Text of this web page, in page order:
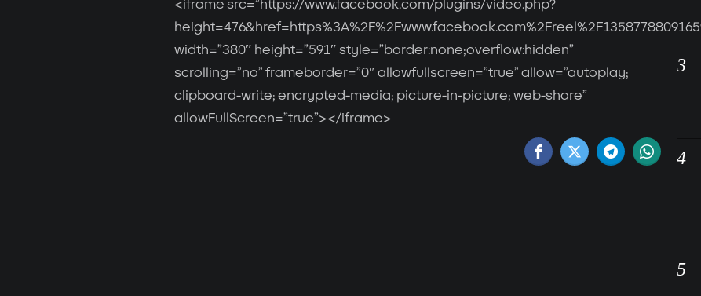
<iframe src=”https://www.facebook.com/plugins/video.php?
width=”380″ height=”591″ style=”border:none;overflow:hidden”
scrolling=”no” frameborder=”0″ allowfullscreen=”true” allow=”autoplay;
clipboard-write; encrypted-media; picture-in-picture; web-share”
allowFullScreen=”true”></iframe>